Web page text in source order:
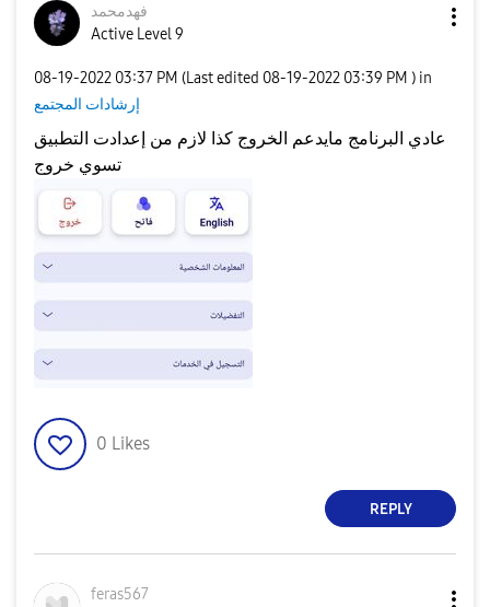
e
o
d
e
فهدمحمد
Active Level 9
‎08-19-2022 03:37 PM (Last edited ‎08-19-2022 03:39 PM ) in
إرشادات المجتمع
عادي البرنامج مايدعم الخروج كذا لازم من إعدادت التطبيق
تسوي خروج
0 Likes
REPLY
feras567